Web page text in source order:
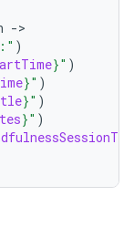
-
)
}" )
}" )
}" )
}" )